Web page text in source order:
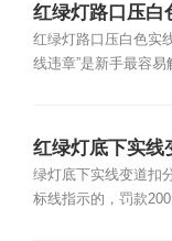
红绿灯路口压白
红绿灯路口压白色实
线违章”是新手最容易
红绿灯底下实线
绿灯底下实线变道扣
标线指示的，罚款